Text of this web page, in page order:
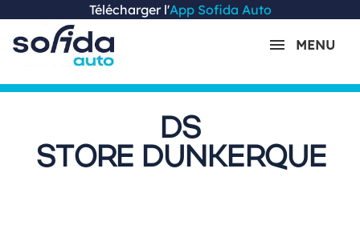
Télécharger l'App Sofida Auto
MENU
DS
STORE DUNKERQUE